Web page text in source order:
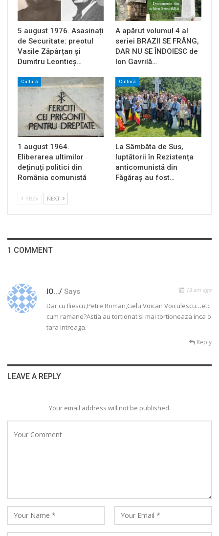
5 august 1976. Asasinați
de Securitate: preotul
Vasile Zăpârțan și
Dumitru Leontieș…
A apărut volumul 4 al
seriei BRAZII SE FRÂNG,
DAR NU SE ÎNDOIESC de
Ion Gavrilă…
Cultură
1 august 1964.
Eliberarea ultimilor
deținuți politici din
România comunistă
Cultură
La Sâmbăta de Sus,
luptătorii în Rezistența
anticomunistă din
Făgăraș au fost…
PREV NEXT
1 COMMENT
IO.../ Says 13 ani ago
Dar cu Iliescu,Petre Roman,Gelu Voican Voiculescu…etc
cum ramane?Astia au tortionat si mai tortioneaza inca o
tara intreaga.
Reply
LEAVE A REPLY
Your email address will not be published.